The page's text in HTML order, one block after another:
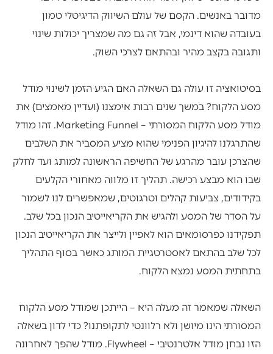
מדובר באנשים. הקסם של עולם השיווק הדיגיטלי טמון
בעובדה שהוא דינמי, אבל זה גם מה שמצריך יכולות שינוי
ותגובה בקצב מהיר ובהתאם לצרכי השוק.
בסיטואציה זו עולה גם השאלה האם הגיע הזמן לשינוי מודל
מסע הלקוח? במשך שנים רבות אימצנו (ועדיין מאמצים) את
מודל מסע הלקוח המסורתי – Marketing Funnel. זהו מודל
שהתרגלנו להיגיון הפנימי שהוא מציע המסביר את השלבים
שהצרכן עובר מהרגע של החשיפה הראשונה למותג ועד לחלק
שבו הוא מבצע רכישה. תהליך זו מלווה מאחורי הקלעים
בקידודים, צביעות קהלים וטרגוטים, שמאפשרים לנו לשמור
על הסדר של המסע ולהגיש את הקריאייטיב הנכון בכל שלב.
תפקידנו כפרסומאים הוא לאפיין ולייצר את הקריאייטיב הנכון
לכל שלב בהתאם לאסטרטגיית המותג כאשר בסוף התהליך
בתחתית המסע נמצא הלקוח.
השאלה שמאמר זה מעלה היא – הייתכן שמודל מסע הלקוח
המסורתי הינו מיושן ולא רלוונטי לתקופתנו? כדי לדון בשאלה
הזו נבחן מודל אלטרנטיבי – Flywheel. מודל שהפך לאחרונה